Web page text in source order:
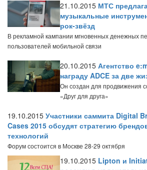
21.10.2015 МТС
музыкальные
рок-звёзд
В рекламной кампании мгновенных денежных
пользователей мобильной связи
20.10.2015 Агентство
награду ADCE за две
Он создан для продвижения
«Друг для друга»
19.10.2015 Участники саммита Digital
Cases 2015 обсудят стратегию
технологий
Форум состоится в Москве 28-29 октября
19.10.2015 Lipton и